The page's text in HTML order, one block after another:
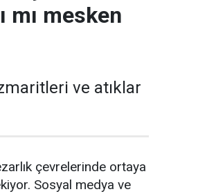
mı mesken
ve atıklar
çevrelerinde ortaya
Sosyal medya ve